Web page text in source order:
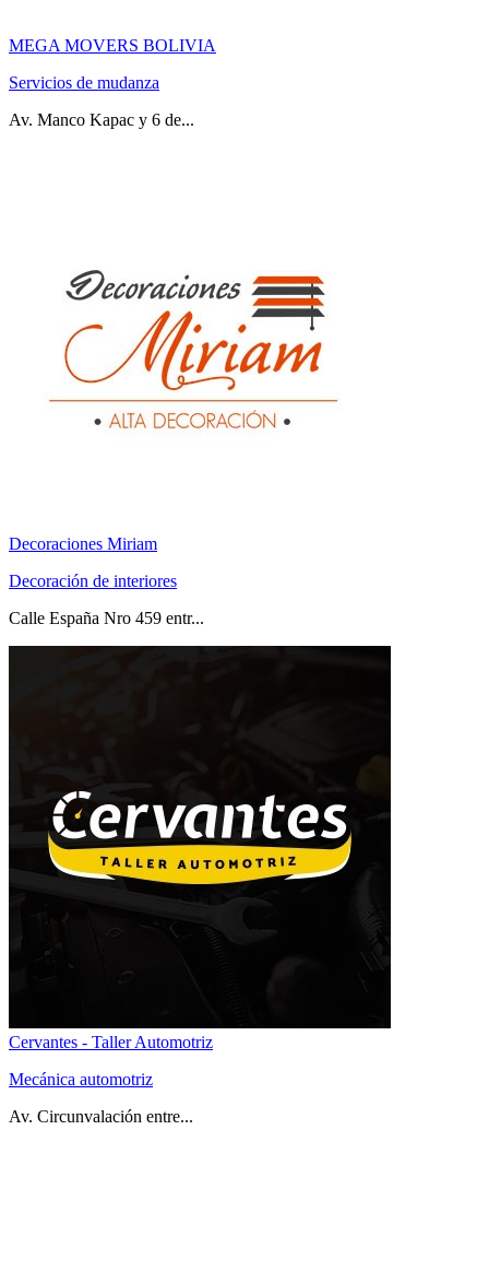
MEGA MOVERS BOLIVIA
Servicios de mudanza
Av. Manco Kapac y 6 de...
Decoraciones Miriam
Decoración de interiores
Calle España Nro 459 entr...
Cervantes - Taller Automotriz
Mecánica automotriz
Av. Circunvalación entre...